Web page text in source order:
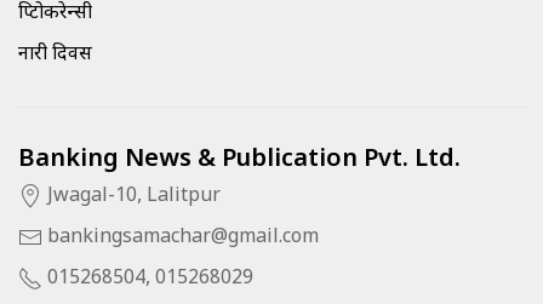
क्रिप्टोकरेन्सी
नारी दिवस
Banking News & Publication Pvt. Ltd.
Jwagal-10, Lalitpur
bankingsamachar@gmail.com
015268504, 015268029